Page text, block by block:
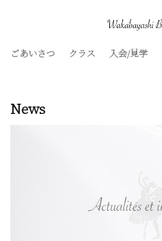
ごあいさつ クラス 入会/見学
News